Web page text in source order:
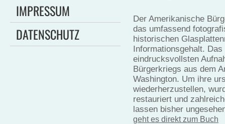
IMPRESSUM
DATENSCHUTZ
Der Amerikanische
das umfassend
historischen
Informationsgehalt.
eindrucksvollsten
Bürgerkriegs aus dem
Washington. Um ihre
wiederherzustellen,
restauriert und
lassen bisher
geht es direkt zum Buch